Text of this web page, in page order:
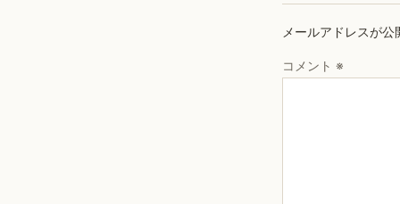
メールアドレスが
コメント ※